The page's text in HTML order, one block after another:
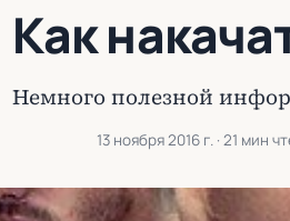
Как
Немного полезной
13 ноября 2016 г.· 21 мин